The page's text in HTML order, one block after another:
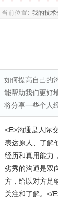
当前位置: 我的技
如何提高自己的
能帮助我们更好
将分享一些个人
<E>沟通是人际
表达原人、了解
经历和真用能力
劣秀的沟通是双
方，给以对方足
关注和了解。</